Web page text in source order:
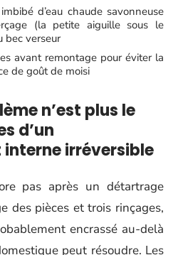
d’eau chaude savonneuse
(la petite aiguille sous le
bec verseur
avant remontage pour éviter la
de goût de moisi
n’est plus le
d’un
irréversible
pas après un détartrage
des pièces et trois rinçages,
encrassé au-delà
peut résoudre. Les